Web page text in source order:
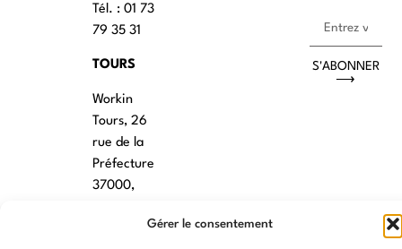
Gérer le consentement
Tél. : 01 73
79 35 31
TOURS
Workin
Tours, 26
rue de la
Préfecture
37000,
S'ABONNER
⟶